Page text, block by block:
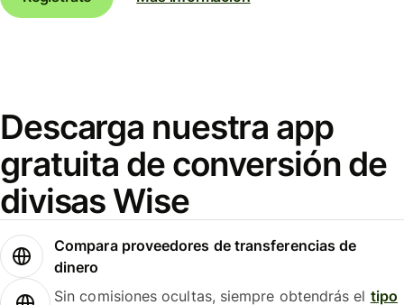
Descarga nuestra app
gratuita de conversión de
divisas Wise
Compara proveedores de transferencias de
dinero
Sin comisiones ocultas, siempre obtendrás el tipo